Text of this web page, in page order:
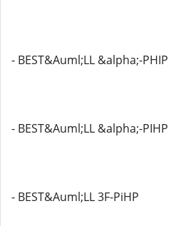
- BEST&Auml;LL &alpha;-PHIP
- BEST&Auml;LL &alpha;-PIHP
- BEST&Auml;LL 3F-PiHP